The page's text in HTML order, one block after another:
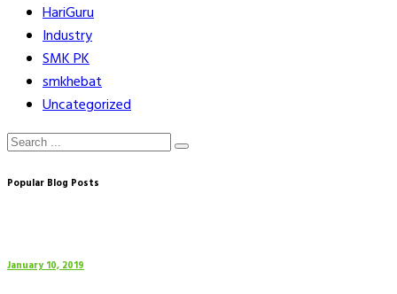
HariGuru
Industry
SMK PK
smkhebat
Uncategorized
Popular Blog Posts
January 10, 2019